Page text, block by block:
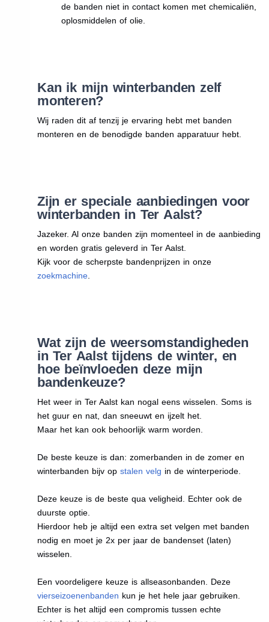
de banden niet in contact komen met chemicaliën,
oplosmiddelen of olie.
Kan ik mijn winterbanden zelf
monteren?
Wij raden dit af tenzij je ervaring hebt met banden
monteren en de benodigde banden apparatuur hebt.
Zijn er speciale aanbiedingen voor
winterbanden in Ter Aalst?
Jazeker. Al onze banden zijn momenteel in de aanbieding
en worden gratis geleverd in Ter Aalst.
Kijk voor de scherpste bandenprijzen in onze
zoekmachine.
Wat zijn de weersomstandigheden
in Ter Aalst tijdens de winter, en
hoe beïnvloeden deze mijn
bandenkeuze?
Het weer in Ter Aalst kan nogal eens wisselen. Soms is
het guur en nat, dan sneeuwt en ijzelt het.
Maar het kan ook behoorlijk warm worden.
De beste keuze is dan: zomerbanden in de zomer en
winterbanden bijv op stalen velg in de winterperiode.
Deze keuze is de beste qua veligheid. Echter ook de
duurste optie.
Hierdoor heb je altijd een extra set velgen met banden
nodig en moet je 2x per jaar de bandenset (laten)
wisselen.
Een voordeligere keuze is allseasonbanden. Deze
vierseizoenenbanden kun je het hele jaar gebruiken.
Echter is het altijd een compromis tussen echte